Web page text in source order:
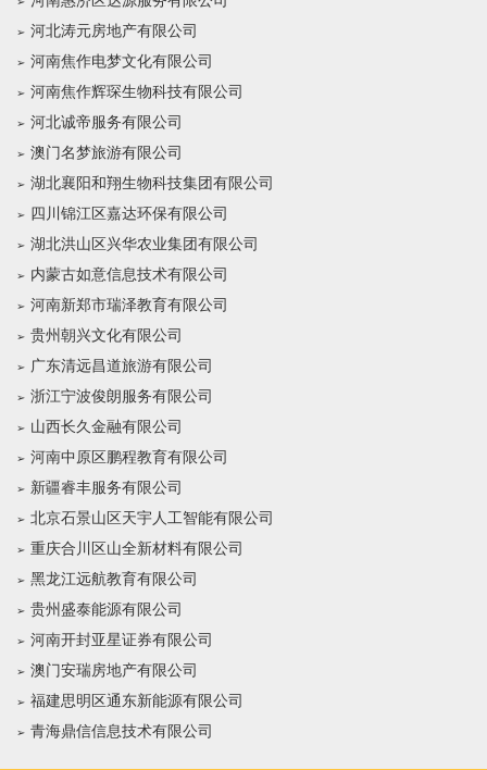
河北涛元房地产有限公司
河南焦作电梦文化有限公司
河南焦作辉琛生物科技有限公司
河北诚帝服务有限公司
澳门名梦旅游有限公司
湖北襄阳和翔生物科技集团有限公司
四川锦江区嘉达环保有限公司
湖北洪山区兴华农业集团有限公司
内蒙古如意信息技术有限公司
河南新郑市瑞泽教育有限公司
贵州朝兴文化有限公司
广东清远昌道旅游有限公司
浙江宁波俊朗服务有限公司
山西长久金融有限公司
河南中原区鹏程教育有限公司
新疆睿丰服务有限公司
北京石景山区天宇人工智能有限公司
重庆合川区山全新材料有限公司
黑龙江远航教育有限公司
贵州盛泰能源有限公司
河南开封亚星证券有限公司
澳门安瑞房地产有限公司
福建思明区通东新能源有限公司
青海鼎信信息技术有限公司